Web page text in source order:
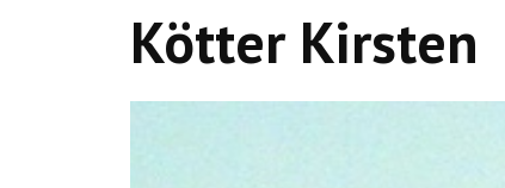
Kötter Kirsten